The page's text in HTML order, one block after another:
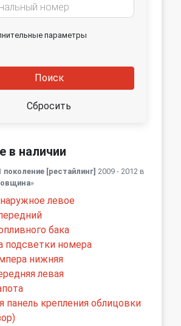
параметры
Поиск
Сбросить
в наличии
поколение [рестайлинг] 2009 - 2012 в
»
левое
бака
подсветки номера
нижняя
левая
панель крепления облицовки